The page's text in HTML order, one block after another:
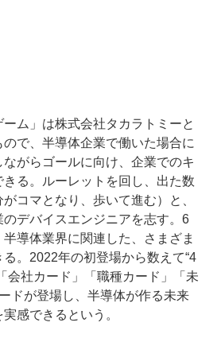
ム」は株式会社タカラトミーと
で、半導体企業で働いた場合に
がらゴールに向け、企業でのキ
る。ルーレットを回し、出た数
コマとなり、歩いて進む）と、
デバイスエンジニアを志す。6
導体業界に関連した、さまざま
。2022年の初登場から数えて“4
会社カード」「職種カード」「未
ドが登場し、半導体が作る未来
感できるという。